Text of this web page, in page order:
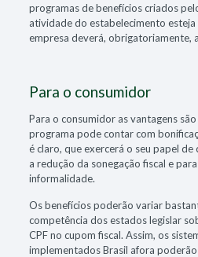
programas de benefícios criados
atividade do estabelecimento esteja
empresa deverá, obrigatoriamente,
Para o consumidor
Para o consumidor as vantagens
programa pode contar com
é claro, que exercerá o seu papel
a redução da sonegação fiscal e
informalidade.
Os benefícios poderão variar
competência dos estados legislar
CPF no cupom fiscal. Assim, os
implementados Brasil afora